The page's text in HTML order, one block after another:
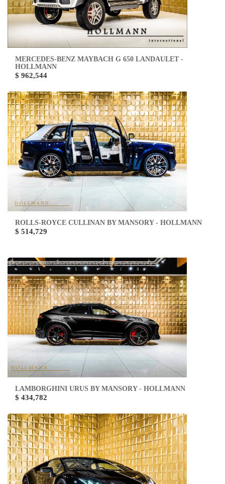
MERCEDES-BENZ MAYBACH G 650 LANDAULET -
HOLLMANN
$ 962,544
ROLLS-ROYCE CULLINAN BY MANSORY - HOLLMANN
$ 514,729
LAMBORGHINI URUS BY MANSORY - HOLLMANN
$ 434,782